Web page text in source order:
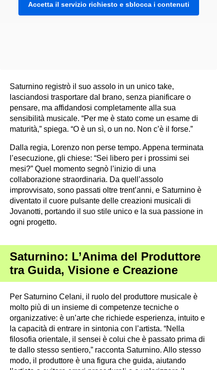
Accetta il servizio richiesto e sblocca i contenuti
Saturnino registrò il suo assolo in un unico take,
lasciandosi trasportare dal brano, senza pianificare o
pensare, ma affidandosi completamente alla sua
sensibilità musicale. “Per me è stato come un esame di
maturità,” spiega. “O è un sì, o un no. Non c’è il forse.”
Dalla regia, Lorenzo non perse tempo. Appena terminata
l’esecuzione, gli chiese: “Sei libero per i prossimi sei
mesi?” Quel momento segnò l’inizio di una
collaborazione straordinaria. Da quell’assolo
improvvisato, sono passati oltre trent’anni, e Saturnino è
diventato il cuore pulsante delle creazioni musicali di
Jovanotti, portando il suo stile unico e la sua passione in
ogni progetto.
Saturnino: L’Anima del Produttore
tra Guida, Visione e Creazione
Per Saturnino Celani, il ruolo del produttore musicale è
molto più di un insieme di competenze tecniche o
organizzative: è un’arte che richiede esperienza, intuito e
la capacità di entrare in sintonia con l’artista. “Nella
filosofia orientale, il sensei è colui che è passato prima di
te dallo stesso sentiero,” racconta Saturnino. Allo stesso
modo, il produttore è una figura che guida, aiutando